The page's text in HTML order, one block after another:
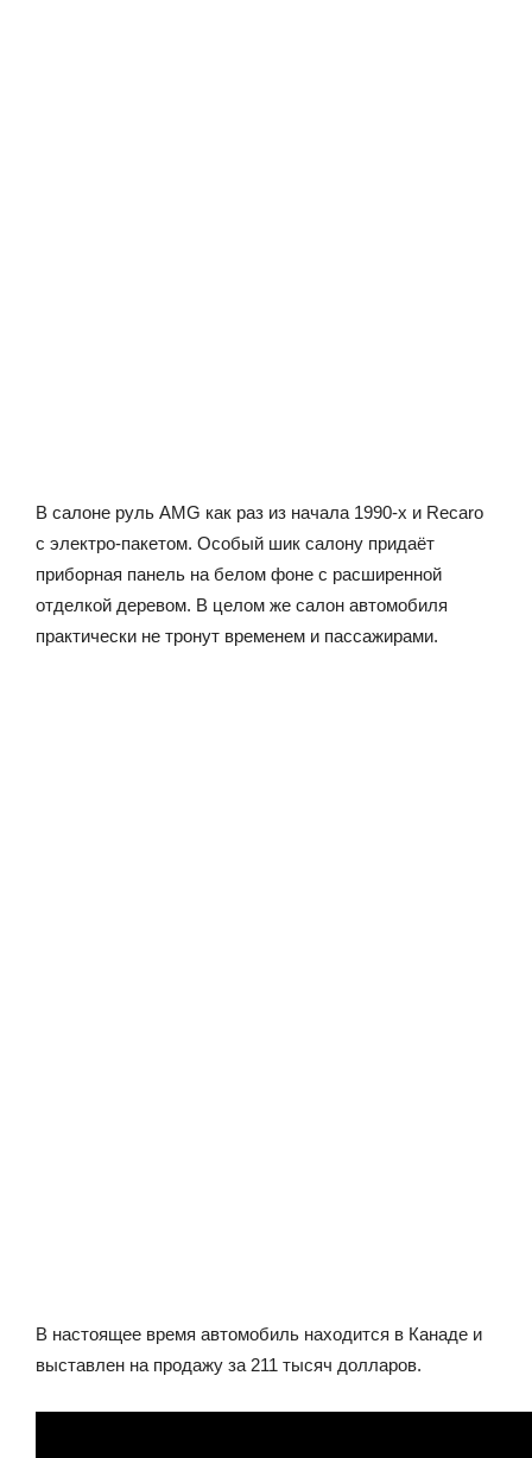
В салоне руль AMG как раз из начала 1990-х и Recaro
с электро-пакетом. Особый шик салону придаёт
приборная панель на белом фоне с расширенной
отделкой деревом. В целом же салон автомобиля
практически не тронут временем и пассажирами.
В настоящее время автомобиль находится в Канаде и
выставлен на продажу за 211 тысяч долларов.